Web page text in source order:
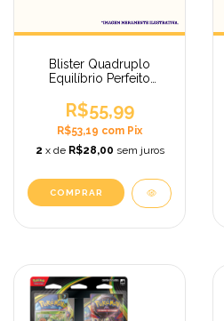
Blister Quadruplo
Equilíbrio Perfeito
Megaevolução – 4
Boosters
R$55,99
R$53,19 com Pix
2 x de R$28,00 sem juros